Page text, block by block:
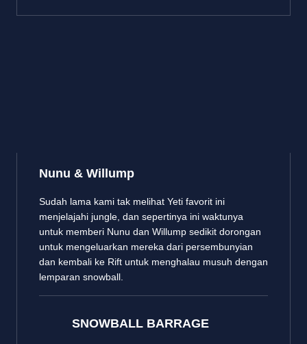
Nunu & Willump
Sudah lama kami tak melihat Yeti favorit ini
menjelajahi jungle, dan sepertinya ini waktunya
untuk memberi Nunu dan Willump sedikit dorongan
untuk mengeluarkan mereka dari persembunyian
dan kembali ke Rift untuk menghalau musuh dengan
lemparan snowball.
SNOWBALL BARRAGE